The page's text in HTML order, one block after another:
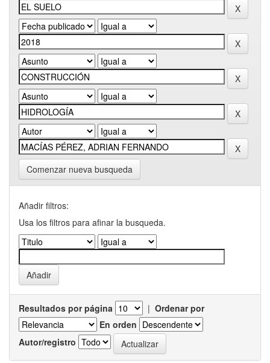
Comenzar nueva busqueda
Añadir filtros:
Usa los filtros para afinar la busqueda.
Resultados por página | Ordenar por
En orden
Autor/registro